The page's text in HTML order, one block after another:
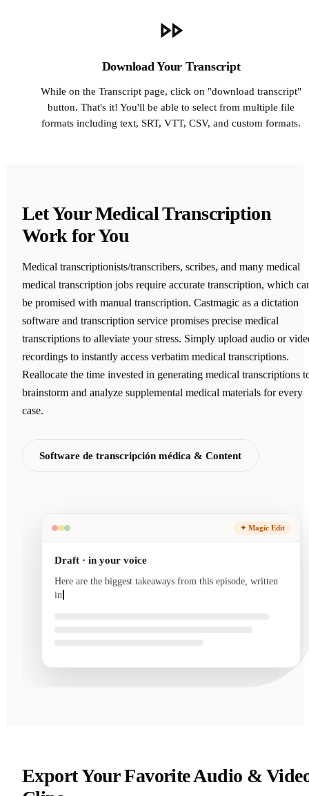
Download Your Transcript
While on the Transcript page, click on "download transcript"
button. That's it! You'll be able to select from multiple file
formats including text, SRT, VTT, CSV, and custom formats.
Let Your Medical Transcription
Work for You
Medical transcriptionists/transcribers, scribes, and many medical
medical transcription jobs require accurate transcription, which
be promised with manual transcription. Castmagic as a dictation
software and transcription service promises precise medical
transcriptions to alleviate your stress. Simply upload audio or
recordings to instantly access verbatim medical transcriptions.
Reallocate the time invested in generating medical transcriptions
brainstorm and analyze supplemental medical materials for every
case.
Software de transcripción médica & Content
✦ Magic Edit
Draft · in your voice
Here are the biggest takeaways from this episode, written
in your voice and ready to send.
Export Your Favorite Audio &